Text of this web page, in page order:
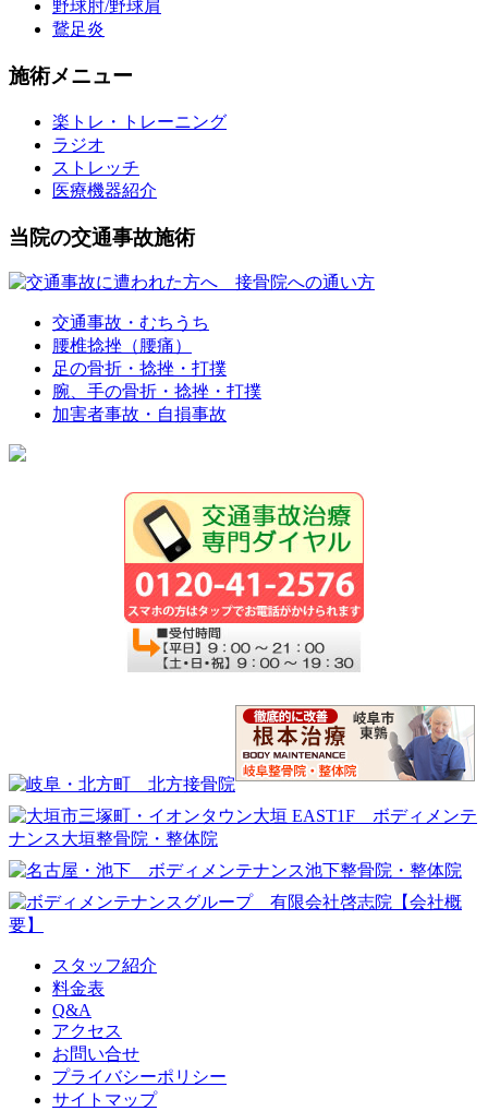
野球肘/野球肩
鵞足炎
施術メニュー
楽トレ・トレーニング
ラジオ
ストレッチ
医療機器紹介
当院の交通事故施術
交通事故・むちうち
腰椎捻挫（腰痛）
足の骨折・捻挫・打撲
腕、手の骨折・捻挫・打撲
加害者事故・自損事故
スタッフ紹介
料金表
Q&A
アクセス
お問い合せ
プライバシーポリシー
サイトマップ